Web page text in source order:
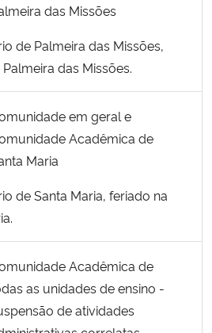
das Missões
de Palmeira das Missões,
das Missões.
em geral e
Acadêmica de
Maria
de Santa Maria, feriado na
Acadêmica de
as unidades de ensino -
de atividades